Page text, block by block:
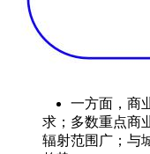
一方面，商
求；多数重点商
辐射范围广；与